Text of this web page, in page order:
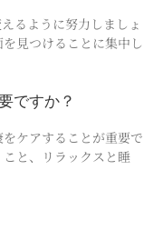
るように努力しましょ
見つけることに集中し
ですか？
ケアすることが重要で
と、リラックスと睡